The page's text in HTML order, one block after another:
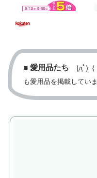
■ 愛用品たち |дﾟ)｛
も愛用品を掲載してい